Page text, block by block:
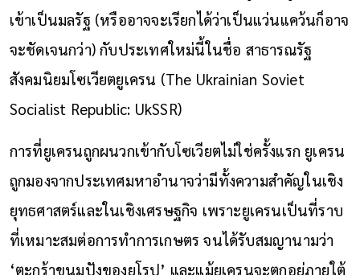
เข้าเป็นมลรัฐ (หรืออาจจะเรียกได้ว่าเป็นแว่นแคว้นก็อาจ
จะชัดเจนกว่า) กับประเทศใหม่นี้ในชื่อ สาธารณรัฐ
สังคมนิยมโซเวียตยูเครน (The Ukrainian Soviet
Socialist Republic: UkSSR)
การที่ยูเครนถูกผนวกเข้ากับโซเวียตไม่ใช่ครั้งแรก ยูเครน
ถูกมองจากประเทศมหาอำนาจว่ามีทั้งความสำคัญในเชิง
ยุทธศาสตร์และในเชิงเศรษฐกิจ เพราะยูเครนเป็นที่ราบ
ที่เหมาะสมต่อการทำการเกษตร จนได้รับสมญานามว่า
‘ตะกร้าขนมปังของยุโรป’ และแม้ยูเครนจะตกอยู่ภายใต้